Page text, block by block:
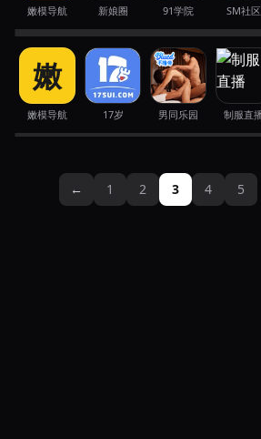
嫩模导航 新娘圈 91学院 SM社区
泰国芭提雅豪华公寓凌晨突
人紧急疏散及十二
社会事件 8月4日
广州城中村深夜窄巷惊现多
女性引路人驻足围
社会事件 8月4日
越南深夜夜市醉酒男青年发
胖男子连遭两刀受
社会事件 8月4日
泰国知名僧人因辱骂邻邦民
留柬埔寨遭家乡排
社会事件·8月4日· #Luang Ta Suj · #
嫩
嫩模导航 17岁 男同乐园 制服直
社会事件·8月4日
气泄露监护人严重
社会事件·8月4日
← 1 2 3 4 5